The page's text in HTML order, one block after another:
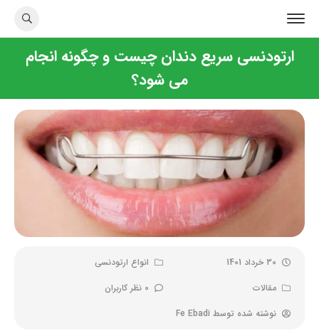
ارتودنسی سریع دندان چیست و چگونه انجام
می شود؟
30 خرداد 1401
انواع ارتودنسی
مقالات
0 نظر کاربران
نوشته شده توسط Fe Ebadi